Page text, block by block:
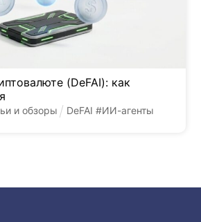
(DeFAI): как
и обзоры DeFAI #ИИ-агенты